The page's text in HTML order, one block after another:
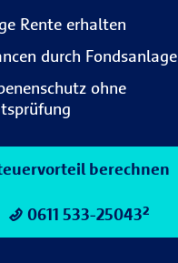
Rente erhalten
durch Fondsanlage
ohne
berechnen
0611 533-25043²